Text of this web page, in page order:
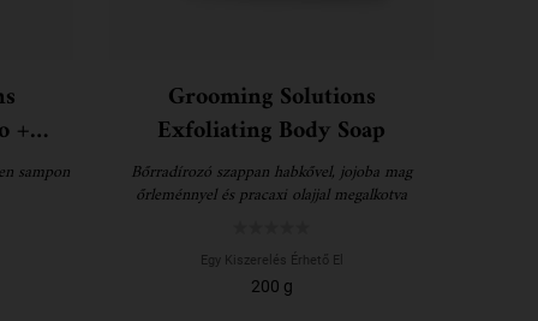
+
sampon
Grooming Solutions
Exfoliating Body Soap
Bőrradírozó szappan habkővel, jojoba mag
őrleménnyel és pracaxi olajjal megalkotva
Egy Kiszerelés Érhető El
200 g